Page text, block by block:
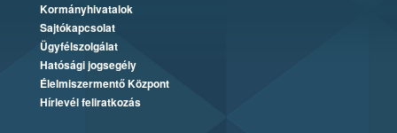
Kormányhivatalok
Sajtókapcsolat
Ügyfélszolgálat
Hatósági jogsegély
Élelmiszermentő Központ
Hírlevél feliratkozás